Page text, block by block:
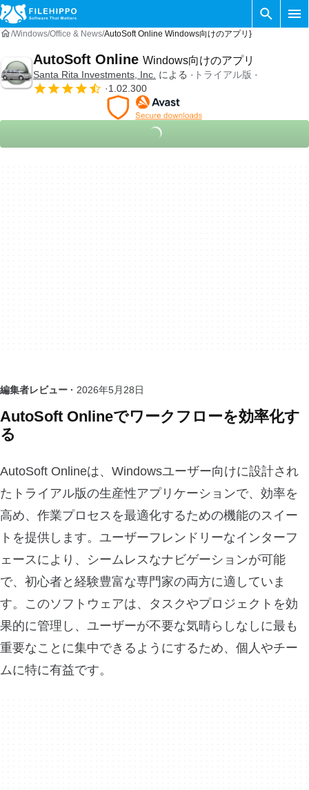
Windows Office & News AutoSoft Online Windows向けのアプリ}
AutoSoft Online Windows向けのアプリ
Santa Rita Investments, Inc. による
トライアル版
1.02.300
編集者レビュー · 2026年5月28日
AutoSoft Onlineでワークフローを効率化す
る
AutoSoft Onlineは、Windowsユーザー向けに設計され
たトライアル版の生産性アプリケーションで、効率を
高め、作業プロセスを最適化するための機能のスイー
トを提供します。ユーザーフレンドリーなインターフ
ェースにより、シームレスなナビゲーションが可能
で、初心者と経験豊富な専門家の両方に適していま
す。このソフトウェアは、タスクやプロジェクトを効
果的に管理し、ユーザーが不要な気晴らしなしに最も
重要なことに集中できるようにするため、個人やチー
ムに特に有益です。